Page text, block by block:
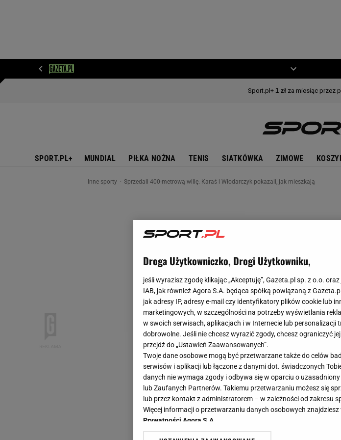
SPORT.PL+ MUNDIAL PIŁKA NOŻNA TENIS SIATKÓWKA ZIMOWE
Inne sporty Sprzedali 400-metrową willę. Karaś i Włodarczyk pokazali, jak mieszkają
Droga Użytkowniczko, Drogi Użytkowniku,
jeśli wyrazisz zgodę klikając „Akceptuję”, Gazeta.pl sp. z o.o.
IAB, jak również Agora S.A. będąca spółką powiązaną z
jak adresy IP, adresy e-mail czy identyfikatory plików cookie lub
marketingowych, w szczególności na potrzeby wyświetlania
w swoich serwisach, aplikacjach i w Internecie lub personalizacji
dobrowolne. Jeśli nie chcesz wyrazić zgody, chcesz ograniczyć
przejdź do „Ustawień Zaawansowanych”.
Twoje dane osobowe mogą być przetwarzane także do celów
serwisów i aplikacji lub łączone z danymi dot. świadczonych
danych nie wymaga zgody i odbywa się w oparciu o
lub Zaufanych Partnerów. Takiemu przetwarzaniu możesz się
lub przez kontakt z administratorem – w zależności od zakresu
Więcej informacji o przetwarzaniu danych osobowych znajdziesz
Prywatności Agora S.A.